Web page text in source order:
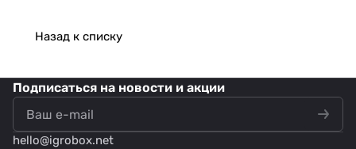
Назад к списку
Подписаться на новости и акции
hello@igrobox.net